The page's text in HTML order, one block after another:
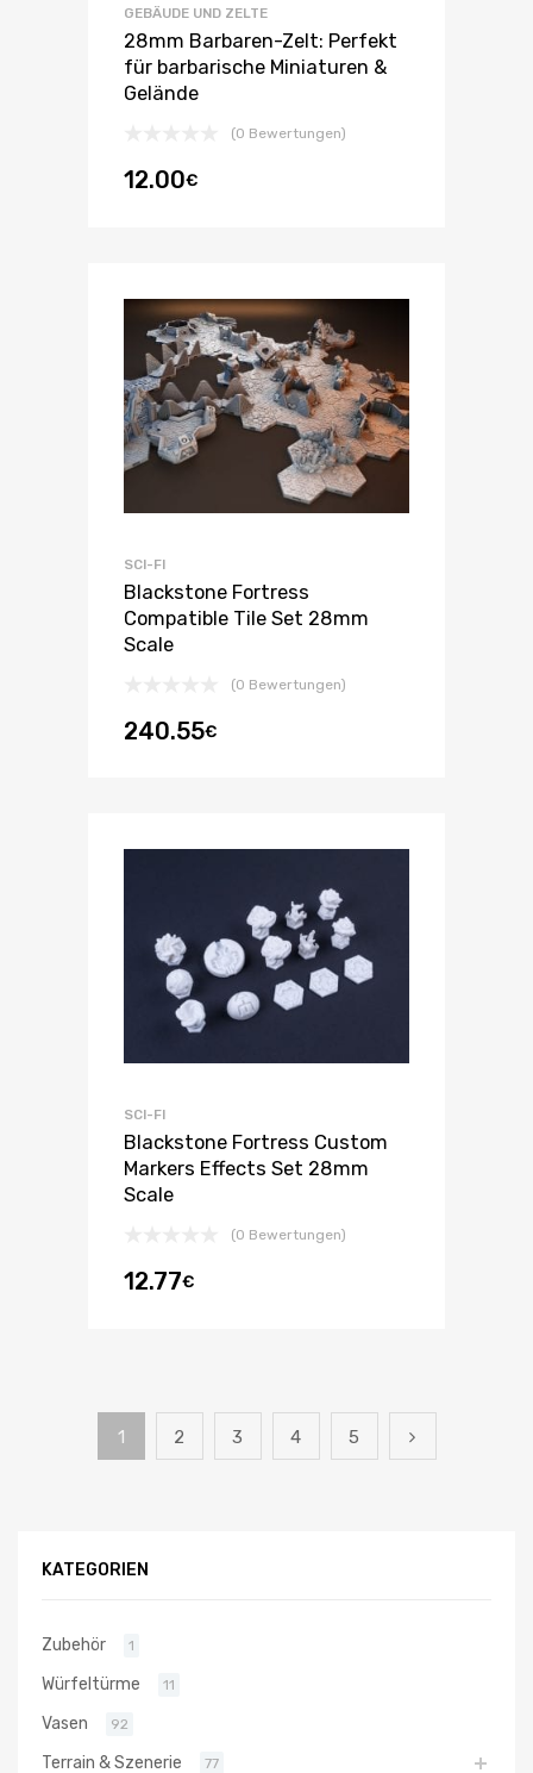
GEBÄUDE UND ZELTE
28mm Barbaren-Zelt: Perfekt
für barbarische Miniaturen &
Gelände
(0 Bewertungen)
12.00€
SCI-FI
Blackstone Fortress
Compatible Tile Set 28mm
Scale
(0 Bewertungen)
240.55€
SCI-FI
Blackstone Fortress Custom
Markers Effects Set 28mm
Scale
(0 Bewertungen)
12.77€
1 2 3 4 5
KATEGORIEN
Zubehör 1
Würfeltürme 11
Vasen 92
Terrain & Szenerie 77